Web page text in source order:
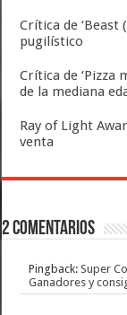
Crítica de ‘Beast
pugilístico
Crítica de ‘Pizza
de la mediana
Ray of Light
venta
2 comentarios
Pingback:Super
Ganadores y